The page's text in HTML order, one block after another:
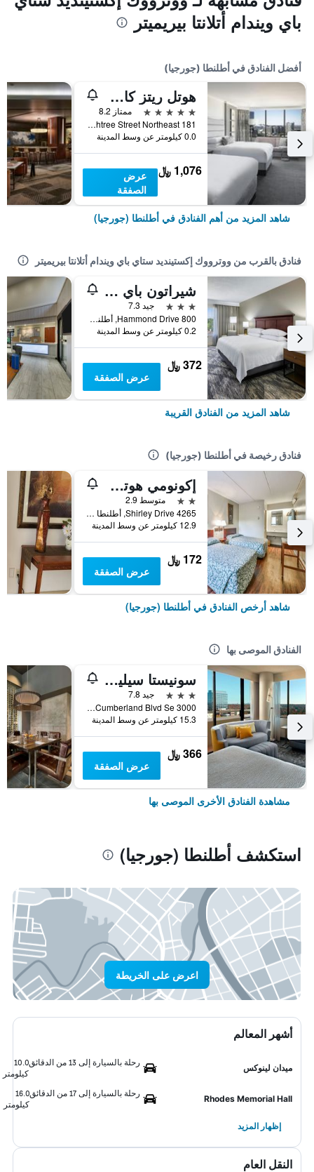
باي ويندام أتلانتا بيريميتر
أفضل الفنادق في أطلنطا (جورجيا)
هوتل ريتز كارلتون، أتلانتا
5 نجوم
ممتاز 8.2
181 Peachtree Street Northeast, أطلنطا (جورجيا), GA, الولايات المتحدة الأميريكية
0.0 كيلومتر عن وسط المدينة
1,076 ﷼
عرض
الصفقة
شاهد المزيد من أهم الفنادق في أطلنطا (جورجيا)
فنادق بالقرب من ووترووك إكستينديد ستاي باي ويندام أتلانتا بيريميتر
شيراتون باي ماريوت أتلانتا بيريميتر دونوودي
3 نجوم
جيد 7.3
800 Hammond Drive, أطلنطا (جورجيا), GA, الولايات المتحدة الأميريكية
0.2 كيلومتر عن وسط المدينة
372 ﷼
عرض الصفقة
شاهد المزيد من الفنادق القريبة
فنادق رخيصة في أطلنطا (جورجيا)
إكونومي هوتل أتلانتا
2 نجمتين
متوسط 2.9
4265 Shirley Drive, أطلنطا (جورجيا), GA, الولايات المتحدة الأميريكية
12.9 كيلومتر عن وسط المدينة
172 ﷼
عرض الصفقة
شاهد أرخص الفنادق في أطلنطا (جورجيا)
الفنادق الموصى بها
سونيستا سيليكت أتلانتا كامبرلاند جاليريا بالبارك
3 نجوم
جيد 7.8
3000 Cumberland Blvd Se, أطلنطا (جورجيا), GA, الولايات المتحدة الأميريكية
15.3 كيلومتر عن وسط المدينة
366 ﷼
عرض الصفقة
مشاهدة الفنادق الأخرى الموصى بها
استكشف أطلنطا (جورجيا)
اعرض على الخريطة
أشهر المعالم
ميدان لينوكس
رحلة بالسيارة إلى 13 من الدقائق
10.0
كيلومتر
Rhodes Memorial Hall
رحلة بالسيارة إلى 17 من الدقائق
16.0
كيلومتر
إظهار المزيد
النقل العام